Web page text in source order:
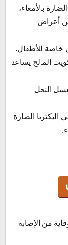
بالأمعاء،
أعراض
خاصة للأطفال.
المالح يساعد
النحل
البكتريا الضارة
من الإصابة